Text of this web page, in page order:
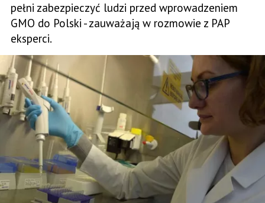
pełni zabezpieczyć ludzi przed wprowadzeniem
GMO do Polski - zauważają w rozmowie z PAP
eksperci.